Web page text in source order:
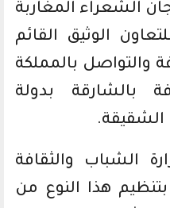
الشعراء المغاربة
الوثيق القائم
والتواصل بالمملكة
بالشارقة بدولة
الشقيقة.
الشباب والثقافة
هذا النوع من